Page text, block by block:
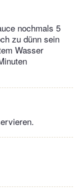
nochmals 5
zu dünn sein
Wasser